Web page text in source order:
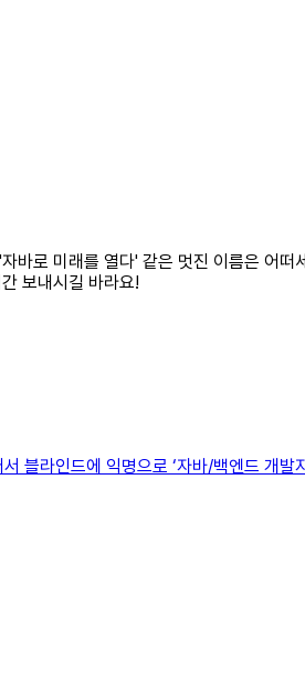
바로 미래를 열다' 같은 멋진 이름은 어떠
보내시길 바라요!
블라인드에 익명으로 ‘자바/백엔드 개발